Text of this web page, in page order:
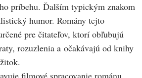
príbehu. Ďalším typickým znakom
humor. Romány tejto
pre čitateľov, ktorí obľubujú
rozuzlenia a očakávajú od knihy